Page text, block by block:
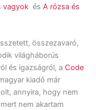
vagyok és A rózsa és
összezavaró,
világháborús
és igazságról, a Code
kiadó már
annyira, hogy nem
nem akartam